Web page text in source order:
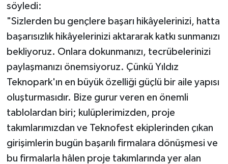
söyledi:
"Sizlerden bu gençlere başarı hikâyelerinizi, hatta
başarısızlık hikâyelerinizi aktararak katkı sunmanızı
bekliyoruz. Onlara dokunmanızı, tecrübelerinizi
paylaşmanızı önemsiyoruz. Çünkü Yıldız
Teknopark'ın en büyük özelliği güçlü bir aile yapısı
oluşturmasıdır. Bize gurur veren en önemli
tablolardan biri; kulüplerimizden, proje
takımlarımızdan ve Teknofest ekiplerinden çıkan
girişimlerin bugün başarılı firmalara dönüşmesi ve
bu firmalarla hâlen proje takımlarında yer alan